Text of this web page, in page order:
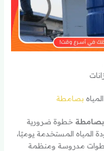
بصامطة
بصامطة خطوة ضرورية
المياه المستخدمة يوميًا،
مدروسة ومنظمة